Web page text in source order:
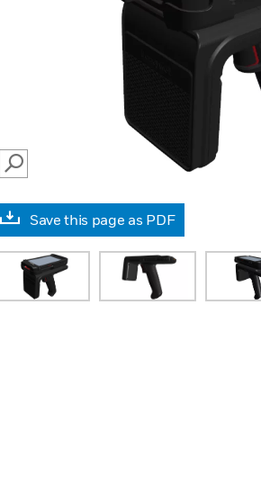
SEARCH
Save this page as PDF
prev